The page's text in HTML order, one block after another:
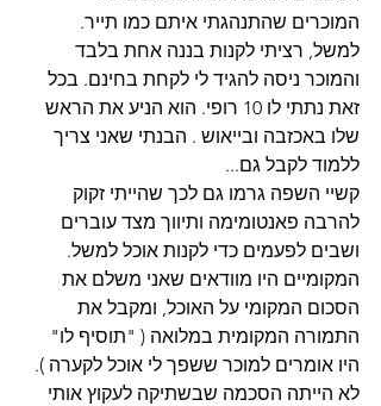
המוכרים שהתנהגתי איתם כמו תייר.
למשל, רציתי לקנות בננה אחת בלבד
והמוכר ניסה להגיד לי לקחת בחינם. בכל
זאת נתתי לו 10 רופי. הוא הניע את הראש
שלו באכזבה ובייאוש . הבנתי שאני צריך
ללמוד לקבל גם...
קשיי השפה גרמו גם לכך שהייתי זקוק
להרבה פאנטומימה ותיווך מצד עוברים
ושבים לפעמים כדי לקנות אוכל למשל.
המקומיים היו מוודאים שאני משלם את
הסכום המקומי על האוכל, ומקבל את
התמורה המקומית במלואה ( "תוסיף לו"
היו אומרים למוכר ששפך לי אוכל לקערה ).
לא הייתה הסכמה שבשתיקה לעקוץ אותי